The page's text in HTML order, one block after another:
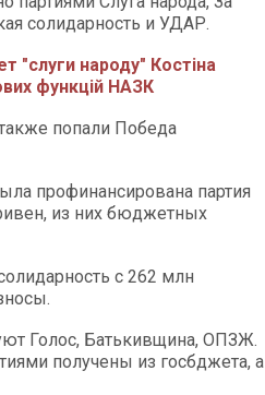
солидарность и УДАР.
"слуги народу" Костіна
функцій НАЗК
попали Победа
профинансирована партия
из них бюджетных
с 262 млн
Голос, Батькивщина, ОПЗЖ.
получены из госбджета, а